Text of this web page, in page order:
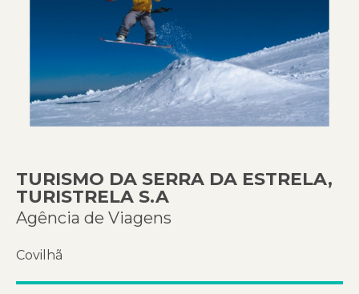
TURISMO DA SERRA DA ESTRELA,
TURISTRELA S.A
Agência de Viagens
Covilhã